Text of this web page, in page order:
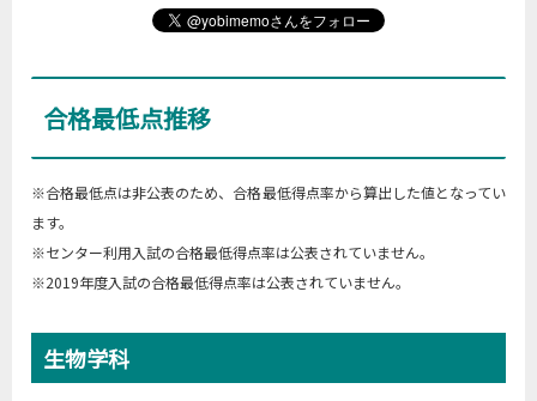
合格最低点推移
※合格最低点は非公表のため、合格最低得点率から算出した値となってい
ます。
※センター利用入試の合格最低得点率は公表されていません。
※2019年度入試の合格最低得点率は公表されていません。
生物学科